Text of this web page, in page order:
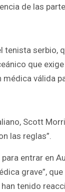
de las
tenista serbio,
que
válida
Scott
las reglas”.
entrar en
grave”,
tenido